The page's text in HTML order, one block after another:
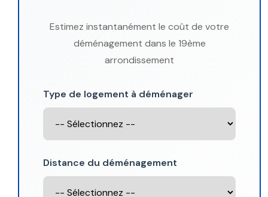
Estimez instantanément le coût de votre
déménagement dans le 19ème
arrondissement
Type de logement à déménager
Distance du déménagement